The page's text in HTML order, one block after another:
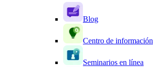
Blog
Centro de información
Seminarios en línea